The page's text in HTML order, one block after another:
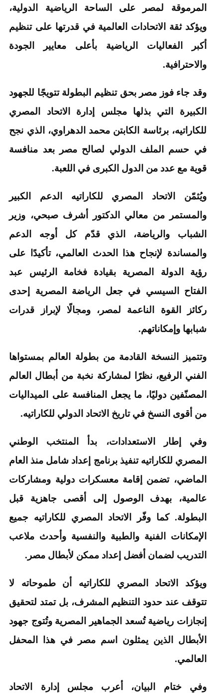
المرموقة لمصر على الساحة الرياضية الدولية،
ويؤكد ثقة الاتحادات العالمية في قدرتها على تنظيم
أكبر الفعاليات الرياضية بأعلى معايير الجودة
والاحترافية.
وقد جاء فوز مصر بحق تنظيم البطولة تتويجًا للجهود
الكبيرة التي بذلها مجلس إدارة الاتحاد المصري
للكاراتيه، برئاسة الكابتن محمد الدهراوي، الذي نجح
في حسم الملف الدولي لصالح مصر بعد منافسة
قوية مع عدد من الدول الكبرى في اللعبة.
ويُثمّن الاتحاد المصري للكاراتيه الدعم الكبير
والمستمر من معالي الدكتور أشرف صبحي، وزير
الشباب والرياضة، الذي قدّم كل أوجه الدعم
والمساندة لإنجاح هذا الحدث العالمي، تأكيدًا على
رؤية الدولة المصرية بقيادة فخامة الرئيس عبد
الفتاح السيسي في جعل الرياضة المصرية إحدى
ركائز القوة الناعمة لمصر، ومجالًا لإبراز قدرات
شبابها وإمكاناتهم.
وتتميز النسخة القادمة من بطولة العالم بمستواها
الفني الرفيع، نظرًا لمشاركة نخبة من أبطال العالم
المصنّفين دوليًا، ما يجعل المنافسة على الميداليات
من أقوى النسخ في تاريخ الاتحاد الدولي للكاراتيه.
وفي إطار الاستعدادات، بدأ المنتخب الوطني
المصري للكاراتيه تنفيذ برنامج إعداد شامل منذ العام
الماضي، تضمن إقامة معسكرات دولية ومشاركات
عالمية، بهدف الوصول إلى أقصى جاهزية قبل
البطولة. كما وفّر الاتحاد المصري للكاراتيه جميع
الإمكانات الفنية والطبية والنفسية وأحدث ملاعب
التدريب لضمان أفضل إعداد ممكن لأبطال مصر.
ويؤكد الاتحاد المصري للكاراتيه أن طموحاته لا
تتوقف عند حدود التنظيم المشرف، بل تمتد لتحقيق
إنجازات رياضية تُسعد الجماهير المصرية وتُتوج جهود
الأبطال الذين يمثلون اسم مصر في هذا المحفل
العالمي.
وفي ختام البيان، أعرب مجلس إدارة الاتحاد